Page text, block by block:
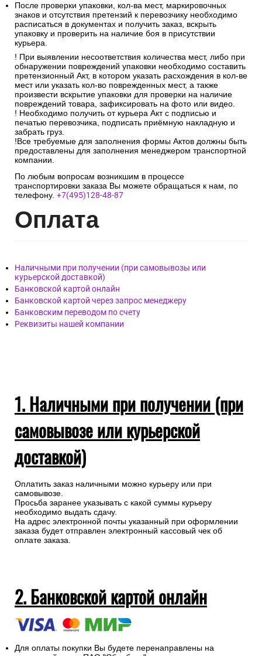
После проверки упаковки, кол-ва мест, маркировочных
знаков и отсутствия претензий к перевозчику необходимо
расписаться в документах и получить заказ, вскрыть
упаковку и проверить на наличие боя в присутствии
курьера.
! При выявлении несоответствия количества мест, либо при
обнаружении повреждений упаковки необходимо составить
претензионный Акт, в котором указать расхождения в кол-ве
мест или указать кол-во поврежденных мест, а также
произвести вскрытие упаковки для проверки на наличие
повреждений товара, зафиксировать на фото или видео.
! Необходимо получить от курьера Акт с подписью и
печатью перевозчика, подписать приёмную накладную и
забрать груз.
!Все требуемые для заполнения формы Актов должны быть
предоставлены для заполнения менеджером транспортной
компании.
По любым вопросам возникшим в процессе
транспортировки заказа Вы можете обращаться к нам, по
телефону. +7(495)128-48-87
Оплата
Наличными при получении (при самовывозы или
курьерской доставкой)
Банковской картой онлайн
Банковской картой через запрос менеджеру
Банковским переводом по счету
Реквизиты нашей компании
1. Наличными при получении (при
самовывозе или курьерской
доставкой)
Оплатить заказ наличными можно курьеру или при
самовывозе.
Просьба заранее указывать с какой суммы курьеру
необходимо выдать сдачу.
На адрес электронной почты указанный при оформлении
заказа будет отправлен электронный кассовый чек об
оплате заказа.
2. Банковской картой онлайн
Для оплаты покупки Вы будете перенаправлены на